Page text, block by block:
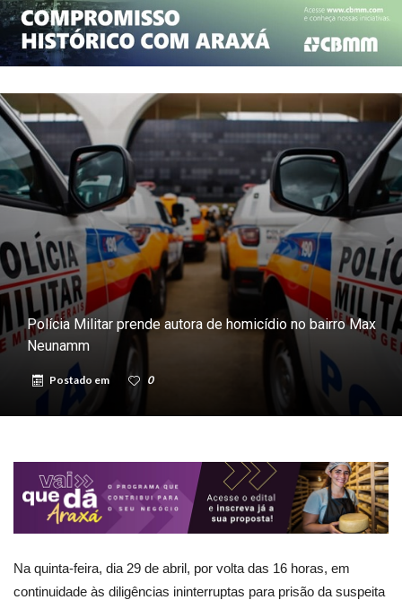
Polícia Militar prende autora de homicídio no bairro Max
Neunamm
Postado em 0
Na quinta-feira, dia 29 de abril, por volta das 16 horas, em
continuidade às diligências ininterruptas para prisão da suspeita